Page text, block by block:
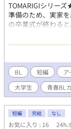
TOMARIGIシリー
準備のため、実家
の卒業式が終わる
颯爽と現れた。 ​蒼
かせます」と力強
らせた。 ​新居は
に到着すると、蒼
は、俺の手で脱が
「次のステージ」
であり、ツバサの
BL 短編 ア
大学生
青春BL
短編 完結 なし
お気に入り : 16 24h.